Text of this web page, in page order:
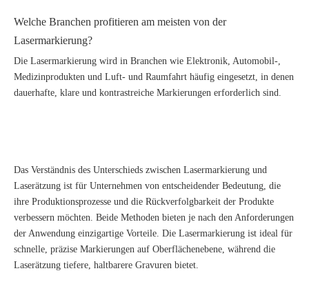
Welche Branchen profitieren am meisten von der
Lasermarkierung?
Die Lasermarkierung wird in Branchen wie Elektronik, Automobil-,
Medizinprodukten und Luft- und Raumfahrt häufig eingesetzt, in denen
dauerhafte, klare und kontrastreiche Markierungen erforderlich sind.
Das Verständnis des Unterschieds zwischen Lasermarkierung und
Laserätzung ist für Unternehmen von entscheidender Bedeutung, die
ihre Produktionsprozesse und die Rückverfolgbarkeit der Produkte
verbessern möchten. Beide Methoden bieten je nach den Anforderungen
der Anwendung einzigartige Vorteile. Die Lasermarkierung ist ideal für
schnelle, präzise Markierungen auf Oberflächenebene, während die
Laserätzung tiefere, haltbarere Gravuren bietet.